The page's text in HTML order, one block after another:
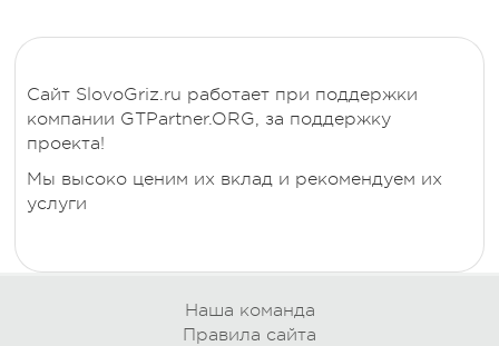
Сайт SlovoGriz.ru работает при поддержки
компании GTPartner.ORG, за поддержку
проекта!
Мы высоко ценим их вклад и рекомендуем их
услуги
Наша команда
Правила сайта